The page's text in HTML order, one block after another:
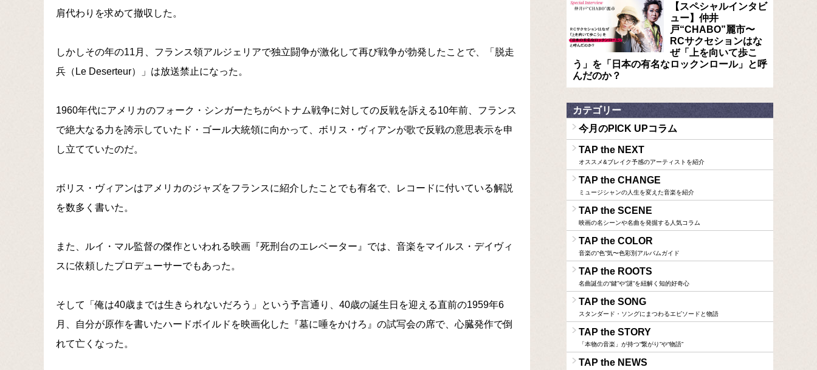
肩代わりを求めて撤収した。
しかしその年の11月、フランス領アルジェリアで独立闘争が激化して再び戦争が勃発したことで、「脱走
兵（Le Deserteur）」は放送禁止になった。
1960年代にアメリカのフォーク・シンガーたちがベトナム戦争に対しての反戦を訴える10年前、フランス
で絶大なる力を誇示していたド・ゴール大統領に向かって、ボリス・ヴィアンが歌で反戦の意思表示を申
し立てていたのだ。
ボリス・ヴィアンはアメリカのジャズをフランスに紹介したことでも有名で、レコードに付いている解説
を数多く書いた。
また、ルイ・マル監督の傑作といわれる映画『死刑台のエレベーター』では、音楽をマイルス・デイヴィ
スに依頼したプロデューサーでもあった。
そして「俺は40歳までは生きられないだろう」という予言通り、40歳の誕生日を迎える直前の1959年6
月、自分が原作を書いたハードボイルドを映画化した『墓に唾をかけろ』の試写会の席で、心臓発作で倒
れて亡くなった。
【スペシャルインタビ
ュー】仲井
戸“CHABO”麗市〜
RCサクセションはな
ぜ「上を向いて歩こ
う」を「日本の有名なロックンロール」と呼
んだのか？
カテゴリー
今月のPICK UPコラム
TAP the NEXT
オススメ&ブレイク予感のアーティストを紹介
TAP the CHANGE
ミュージシャンの人生を変えた音楽を紹介
TAP the SCENE
映画の名シーンや名曲を発掘する人気コラム
TAP the COLOR
音楽の“色”気〜色彩別アルバムガイド
TAP the ROOTS
名曲誕生の“鍵”や“謎”を紐解く知的好奇心
TAP the SONG
スタンダード・ソングにまつわるエピソードと物語
TAP the STORY
「本物の音楽」が持つ“繋がり”や“物語”
TAP the NEWS